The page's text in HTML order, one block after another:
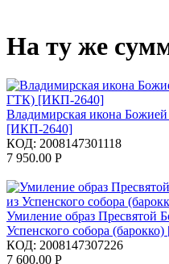
На ту же
Владимирская икона
[ИКП-2640]
КОД: 2008147301118
7 950.00 Р
Умиление образ Пресвятой
Успенского собора
КОД: 2008147307226
7 600.00 Р